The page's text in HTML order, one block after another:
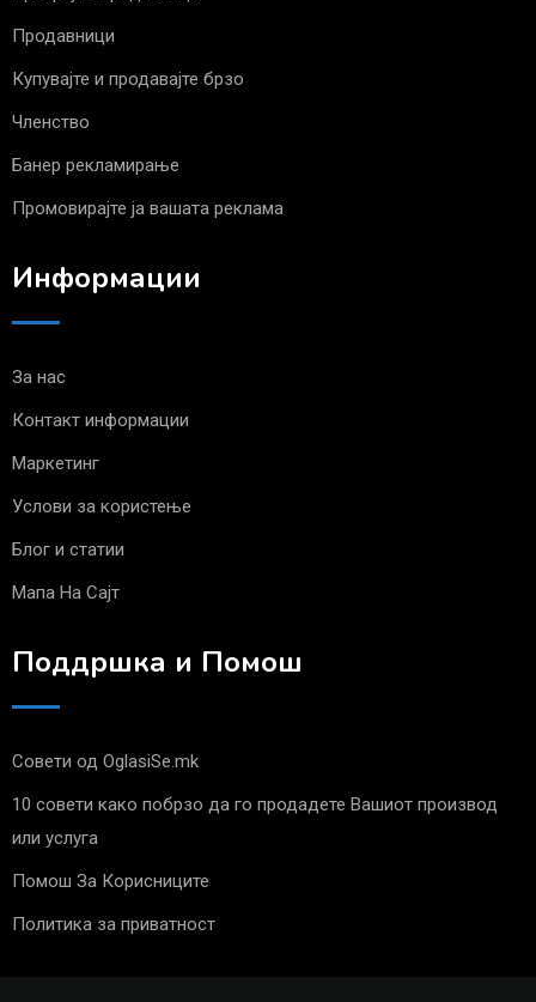
Продавници
Купувајте и продавајте брзо
Членство
Банер рекламирање
Промовирајте ја вашата реклама
Информации
За нас
Контакт информации
Маркетинг
Услови за користење
Блог и статии
Мапа На Сајт
Поддршка и Помош
Совети од OglasiSe.mk
10 совети како побрзо да го продадете Вашиот производ
или услуга
Помош За Корисниците
Политика за приватност